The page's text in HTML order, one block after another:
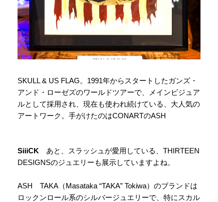
SKULL & US FLAG。1991年からスタートしたガンズ・
アンド・ローゼズのワールドツアーで、メインビジュア
ルとして採用され、現在も使われ続けている、大人気の
アートワーク。手がけたのはCONARTのASH
SiiiCK あと、スラッシュが愛用している、THIRTEEN
DESIGNSのジュエリーも展示していますよね。
ASH TAKA（Masataka “TAKA” Tokiwa）のブランドは
ロックンロール系のシルバージュエリーで、特にスカル